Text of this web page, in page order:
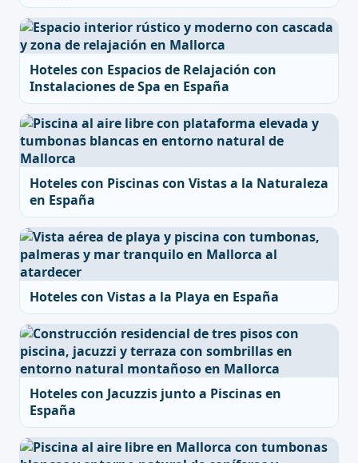
Hoteles con Espacios de Relajación con
Instalaciones de Spa en España
Hoteles con Piscinas con Vistas a la Naturaleza
en España
Hoteles con Vistas a la Playa en España
Hoteles con Jacuzzis junto a Piscinas en
España